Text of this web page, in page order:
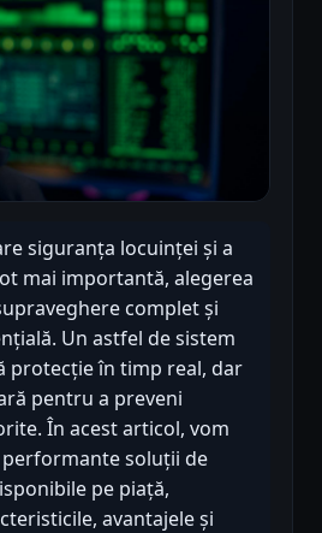
siguranța locuinței și a
mai importantă, alegerea
complet și
Un astfel de sistem
protecție în timp real, dar
pentru a preveni
În acest articol, vom
performante soluții de
pe piață,
avantajele și